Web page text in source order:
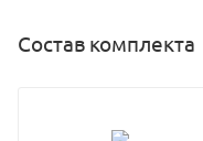
Состав комплекта